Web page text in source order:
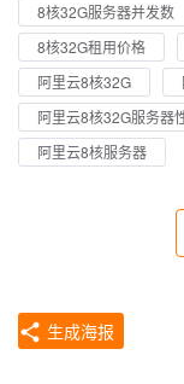
8核32G服务器并发数
8核32G租用价格
阿里云8核32G
阿里云8核32G服务器
阿里云8核服务器
生成海报